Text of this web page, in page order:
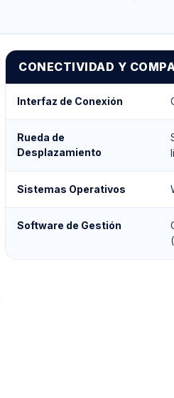
CONECTIVIDAD Y
Interfaz de Conexión
Rueda de
Desplazamiento
Sistemas Operativos
Software de Gestión